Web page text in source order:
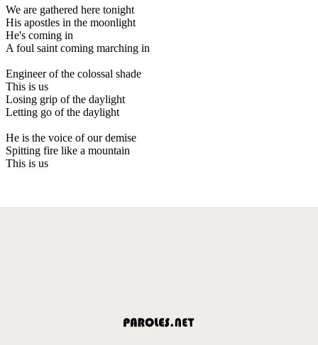
We are gathered here tonight
His apostles in the moonlight
He's coming in
A foul saint coming marching in
Engineer of the colossal shade
This is us
Losing grip of the daylight
Letting go of the daylight
He is the voice of our demise
Spitting fire like a mountain
This is us